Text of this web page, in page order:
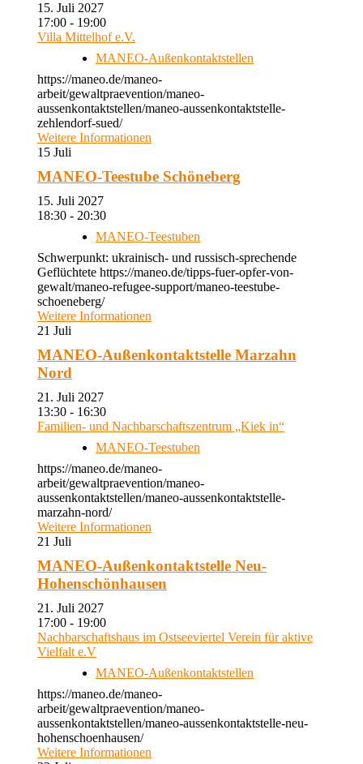
15. Juli 2027
17:00 - 19:00
Villa Mittelhof e.V.
MANEO-Außenkontaktstellen
https://maneo.de/maneo-
arbeit/gewaltpraevention/maneo-
aussenkontaktstellen/maneo-aussenkontaktstelle-
zehlendorf-sued/
Weitere Informationen
15 Juli
MANEO-Teestube Schöneberg
15. Juli 2027
18:30 - 20:30
MANEO-Teestuben
Schwerpunkt: ukrainisch- und russisch-sprechende
Geflüchtete https://maneo.de/tipps-fuer-opfer-von-
gewalt/maneo-refugee-support/maneo-teestube-
schoeneberg/
Weitere Informationen
21 Juli
MANEO-Außenkontaktstelle Marzahn
Nord
21. Juli 2027
13:30 - 16:30
Familien- und Nachbarschaftszentrum „Kiek in“
MANEO-Teestuben
https://maneo.de/maneo-
arbeit/gewaltpraevention/maneo-
aussenkontaktstellen/maneo-aussenkontaktstelle-
marzahn-nord/
Weitere Informationen
21 Juli
MANEO-Außenkontaktstelle Neu-
Hohenschönhausen
21. Juli 2027
17:00 - 19:00
Nachbarschaftshaus im Ostseeviertel Verein für aktive
Vielfalt e.V
MANEO-Außenkontaktstellen
https://maneo.de/maneo-
arbeit/gewaltpraevention/maneo-
aussenkontaktstellen/maneo-aussenkontaktstelle-neu-
hohenschoenhausen/
Weitere Informationen